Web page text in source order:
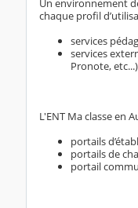
Un environnement
chaque profil
services
services
Pronote, etc...)
L'ENT Ma classe en
portails
portails de
portail